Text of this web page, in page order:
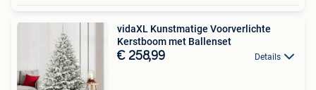
vidaXL Kunstmatige Voorverlichte
Kerstboom met Ballenset
€ 258,99 Details